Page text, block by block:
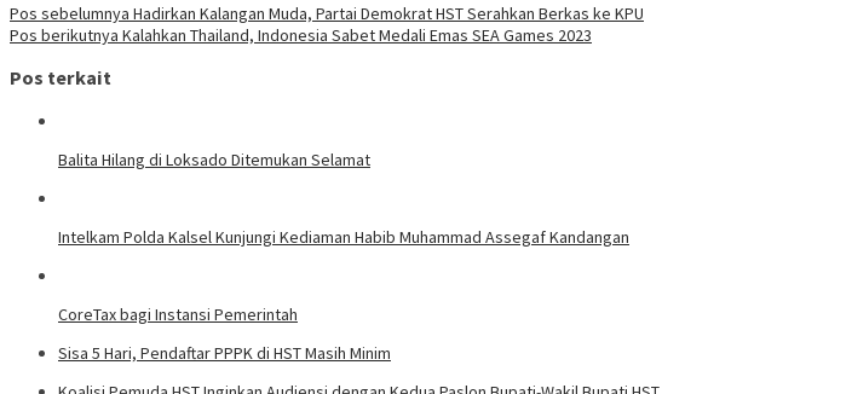
Navigasi
pos
Pos sebelumnya Hadirkan Kalangan Muda, Partai Demokrat HST Serahkan Berkas ke KPU
Pos berikutnya Kalahkan Thailand, Indonesia Sabet Medali Emas SEA Games 2023
Pos terkait
Balita Hilang di Loksado Ditemukan Selamat
Intelkam Polda Kalsel Kunjungi Kediaman Habib Muhammad Assegaf Kandangan
CoreTax bagi Instansi Pemerintah
Sisa 5 Hari, Pendaftar PPPK di HST Masih Minim